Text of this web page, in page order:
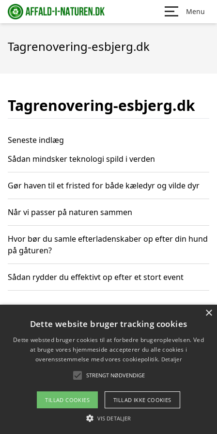
Menu
Tagrenovering-esbjerg.dk
Tagrenovering-esbjerg.dk
Seneste indlæg
Sådan mindsker teknologi spild i verden
Gør haven til et fristed for både kæledyr og vilde dyr
Når vi passer på naturen sammen
Hvor bør du samle efterladenskaber op efter din hund
på gåturen?
Sådan rydder du effektivt op efter et stort event
Copyright 2026 - Pilanto Aps
Om / kontakt
Blog Betingelser
×
Dette website bruger tracking cookies
Dette websted bruger cookies til at forbedre brugeroplevelsen. Ved
at bruge vores hjemmeside accepterer du alle cookies i
overensstemmelse med vores cookiepolitik. Detaljer
STRENGT NØDVENDIGE
TILLAD COOKIES TILLAD IKKE COOKIES
VIS DETALJER